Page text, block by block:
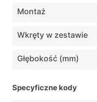
Montaż
Wkręty w zestawie
Głębokość (mm)
Specyficzne kody